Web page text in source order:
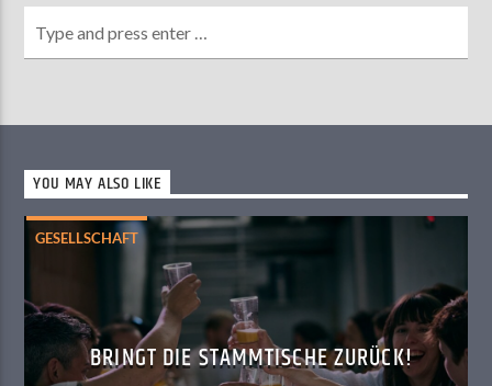
YOU MAY ALSO LIKE
GESELLSCHAFT
BRINGT DIE STAMMTISCHE ZURÜCK!